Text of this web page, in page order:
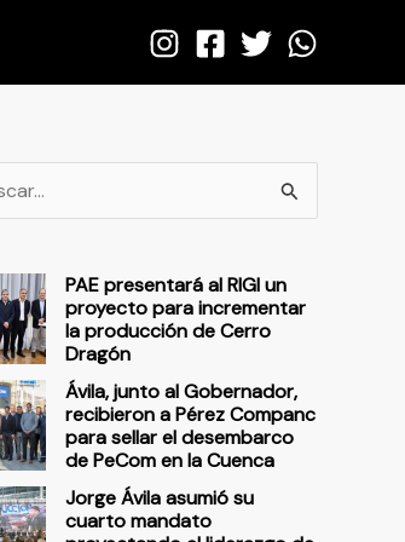
PAE presentará al RIGI un
proyecto para incrementar
la producción de Cerro
Dragón
Ávila, junto al Gobernador,
recibieron a Pérez Companc
para sellar el desembarco
de PeCom en la Cuenca
Jorge Ávila asumió su
cuarto mandato